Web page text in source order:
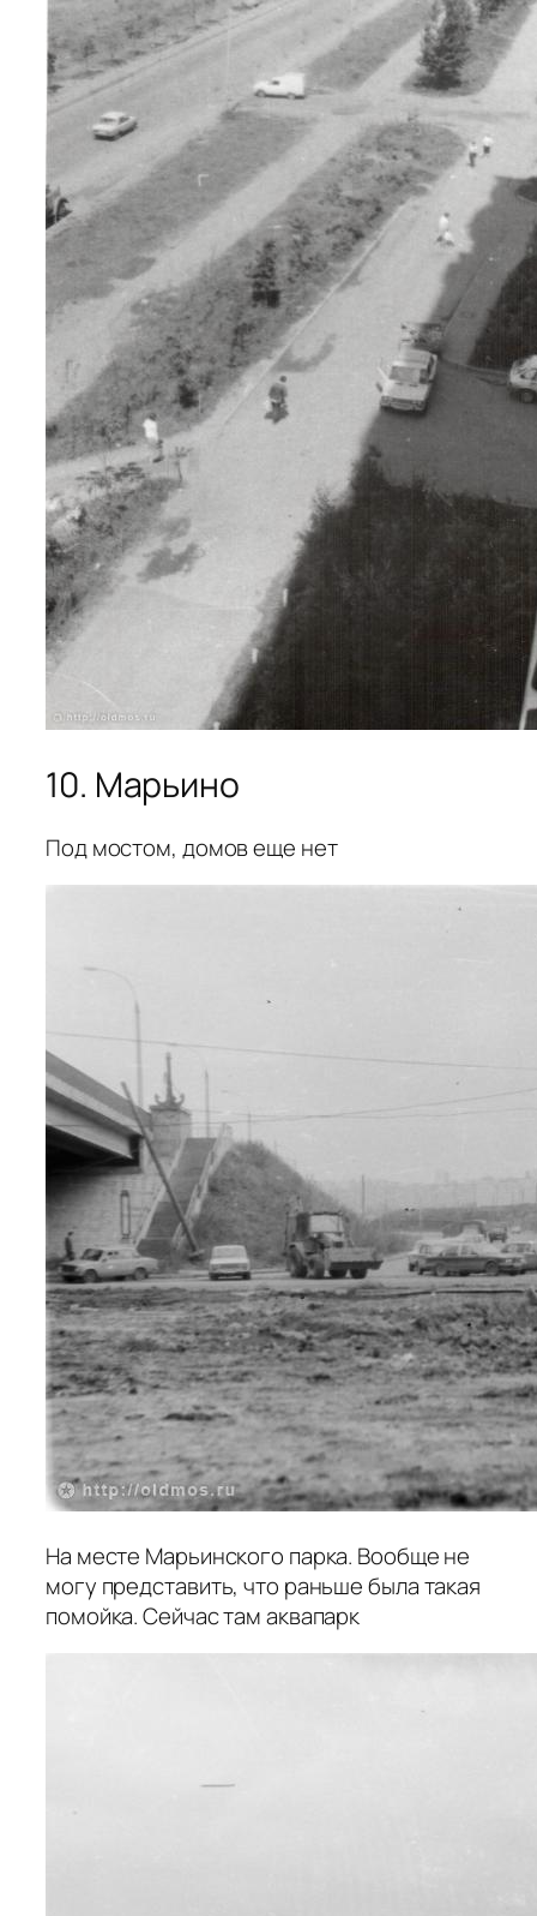
10. Марьино
Под мостом, домов еще нет
На месте Марьинского парка. Вообще не
могу представить, что раньше была такая
помойка. Сейчас там аквапарк